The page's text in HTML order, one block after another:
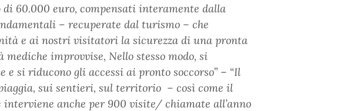
di 60.000 euro, compensati interamente dalla
– recuperate dal turismo – che
e ai nostri visitatori la sicurezza di una pronta
mediche improvvise, Nello stesso modo, si
e si riducono gli accessi ai pronto soccorso” – “Il
sui sentieri, sul territorio – così come il
interviene anche per 900 visite/ chiamate all’anno